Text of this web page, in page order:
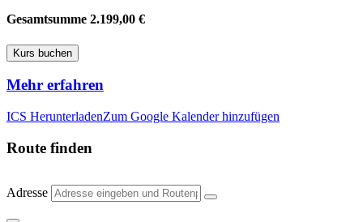
Gesamtsumme 2.199,00 €
Kurs buchen
Mehr erfahren
ICS HerunterladenZum Google Kalender hinzufügen
Route finden
Adresse